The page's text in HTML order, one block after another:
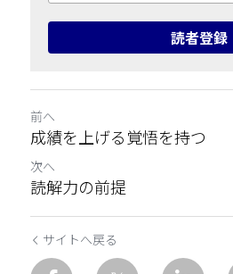
読者登録
前へ
成績を上げる覚悟を持つ
次へ
読解力の前提
サイトへ戻る